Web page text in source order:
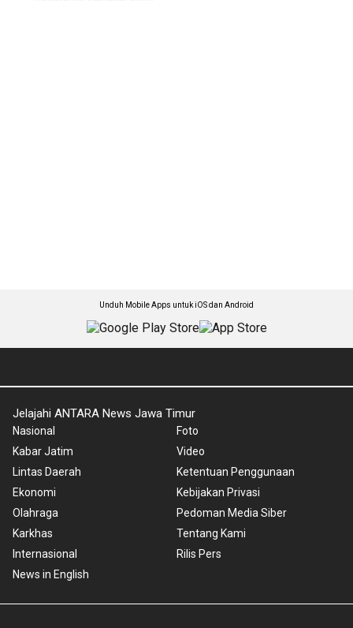
Unduh Mobile Apps untuk iOS dan Android
Jelajahi ANTARA News Jawa Timur
Nasional
Kabar Jatim
Lintas Daerah
Ekonomi
Olahraga
Karkhas
Internasional
News in English
Foto
Video
Ketentuan Penggunaan
Kebijakan Privasi
Pedoman Media Siber
Tentang Kami
Rilis Pers